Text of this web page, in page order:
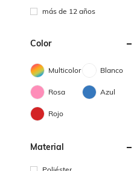
más de 12 años
Color
Multicolor Blanco
Rosa Azul
Rojo
Material